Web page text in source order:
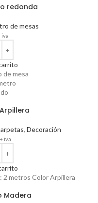
redonda
de mesas
iva
de mesa
, Decoración
+ iva
2 metros Color Arpillera
Madera